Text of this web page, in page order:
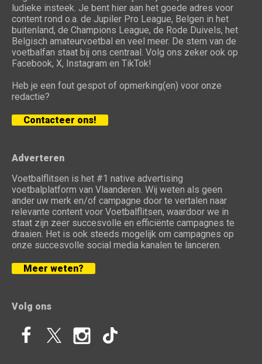
ludieke insteek. Je bent hier aan het goede adres voor
content rond o.a. de Jupiler Pro League, Belgen in het
buitenland, de Champions League, de Rode Duivels, het
Belgisch amateurvoetbal en veel meer. De stem van de
voetbalfan staat bij ons centraal. Volg ons zeker ook op
Facebook, X, Instagram en TikTok!
Heb je een fout gespot of opmerking(en) voor onze
redactie?
Contacteer ons!
Adverteren
Voetbalflitsen is het #1 native advertising
voetbalplatform van Vlaanderen. Wij weten als geen
ander uw merk en/of campagne door te vertalen naar
relevante content voor Voetbalflitsen, waardoor we in
staat zijn zeer succesvolle en efficiënte campagnes te
draaien. Het is ook steeds mogelijk om campagnes op
onze succesvolle social media kanalen te lanceren.
Meer weten?
Volg ons